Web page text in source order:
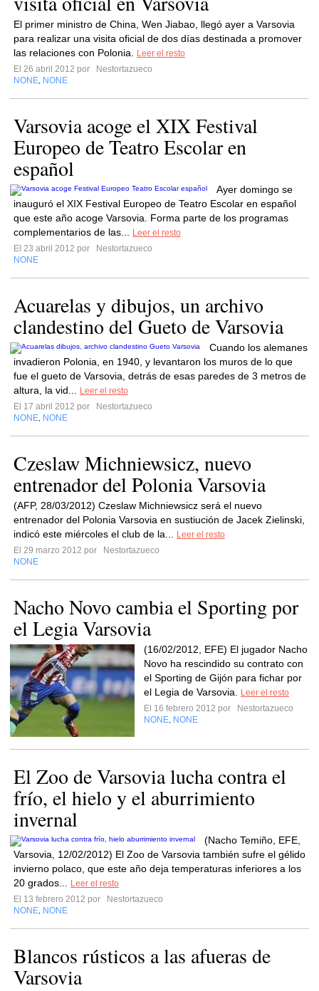
El primer ministro de China, Wen Jiabao, llegó ayer a Varsovia
para realizar una visita oficial de dos días destinada a promover
las relaciones con Polonia.
Leer el resto
El 26 abril 2012 por
Nestortazueco
NONE NONE
Varsovia acoge el XIX Festival
Europeo de Teatro Escolar en
español
Ayer domingo se
inauguró el XIX Festival Europeo de Teatro Escolar en español
que este año acoge Varsovia. Forma parte de los programas
complementarios de las...
Leer el resto
El 23 abril 2012 por
Nestortazueco
NONE
Acuarelas y dibujos, un archivo
clandestino del Gueto de Varsovia
Cuando los alemanes
invadieron Polonia, en 1940, y levantaron los muros de lo que
fue el gueto de Varsovia, detrás de esas paredes de 3 metros de
altura, la vid...
Leer el resto
El 17 abril 2012 por
Nestortazueco
NONE NONE
Czeslaw Michniewsicz, nuevo
entrenador del Polonia Varsovia
(AFP, 28/03/2012) Czeslaw Michniewsicz será el nuevo
entrenador del Polonia Varsovia en sustiución de Jacek Zielinski,
indicó este miércoles el club de la...
Leer el resto
El 29 marzo 2012 por
Nestortazueco
NONE
Nacho Novo cambia el Sporting por
el Legia Varsovia
(16/02/2012, EFE) El jugador Nacho
Novo ha rescindido su contrato con
el Sporting de Gijón para fichar por
el Legia de Varsovia.
Leer el resto
El 16 febrero 2012 por
Nestortazueco
NONE NONE
El Zoo de Varsovia lucha contra el
frío, el hielo y el aburrimiento
invernal
(Nacho Temiño, EFE,
Varsovia, 12/02/2012) El Zoo de Varsovia también sufre el gélido
invierno polaco, que este año deja temperaturas inferiores a los
20 grados...
Leer el resto
El 13 febrero 2012 por
Nestortazueco
NONE NONE
Blancos rústicos a las afueras de
Varsovia